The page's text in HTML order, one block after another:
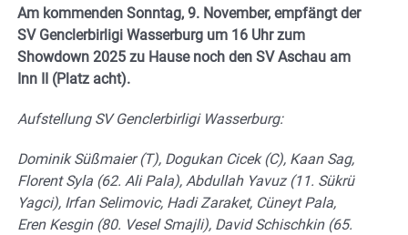
Am kommenden Sonntag, 9. November, empfängt der
SV Genclerbirligi Wasserburg um 16 Uhr zum
Showdown 2025 zu Hause noch den SV Aschau am
Inn II (Platz acht).
Aufstellung SV Genclerbirligi Wasserburg:
Dominik Süßmaier (T), Dogukan Cicek (C), Kaan Sag,
Florent Syla (62. Ali Pala), Abdullah Yavuz (11. Sükrü
Yagci), Irfan Selimovic, Hadi Zaraket, Cüneyt Pala,
Eren Kesgin (80. Vesel Smajli), David Schischkin (65.